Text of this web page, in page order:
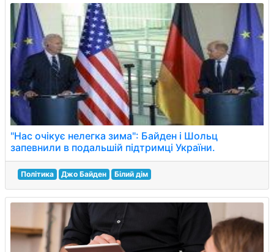
"Нас очікує нелегка зима": Байден і Шольц
запевнили в подальшій підтримці України.
Політика Джо Байден Білий дім